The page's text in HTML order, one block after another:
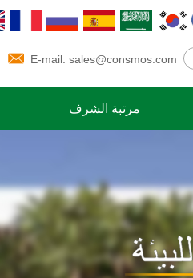
E-mail: sales@consmos.com
مرتبة الشرف